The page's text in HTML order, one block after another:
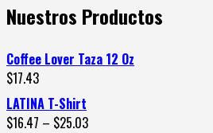
Nuestros Productos
Coffee Lover Taza 12 Oz
$17.43
LATINA T-Shirt
$16.47 – $25.03